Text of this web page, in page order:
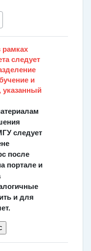
рамках
следует
и
указанный
следует
после
портале и
и для
.